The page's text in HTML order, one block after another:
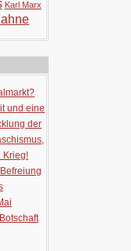
Karl Marx
und eine
der
Krieg!